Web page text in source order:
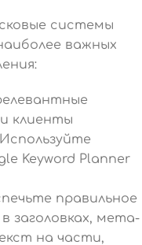
системы
важных
клиенты
Keyword Planner
правильное
заголовках, мета-
на части,